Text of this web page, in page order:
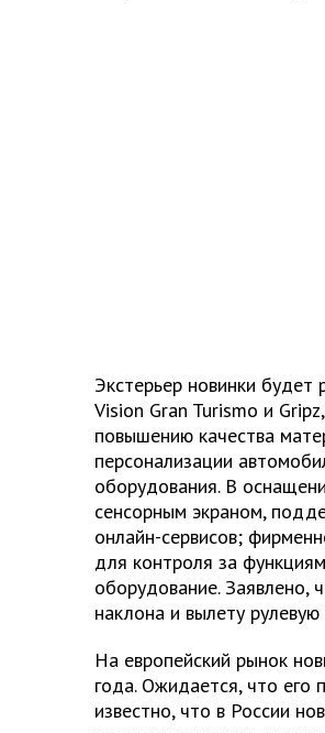
Экстерьер новинки будет
Vision Gran Turismo и
повышению качества
персонализации
оборудования. В
сенсорным экраном,
онлайн-сервисов;
для контроля за
оборудование. Заявлено,
наклона и вылету рулевую
На европейский рынок
года. Ожидается, что его
известно, что в России